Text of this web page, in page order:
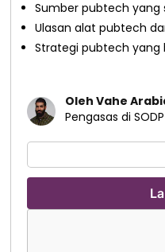
Sumber pubtech yang
Ulasan alat pubtech
Strategi pubtech yang
Oleh Vahe
Pengasas di SODP